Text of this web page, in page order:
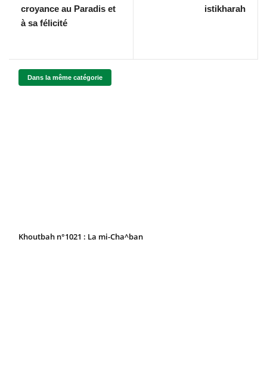
croyance au Paradis et
à sa félicité
istikharah
Dans la même catégorie
Khoutbah n°1021 : La mi-Cha^ban